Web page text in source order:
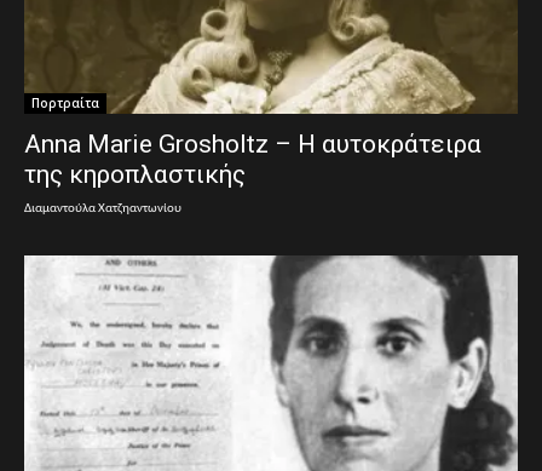
Πορτραίτα
Anna Marie Grosholtz – Η αυτοκράτειρα
της κηροπλαστικής
Διαμαντούλα Χατζηαντωνίου